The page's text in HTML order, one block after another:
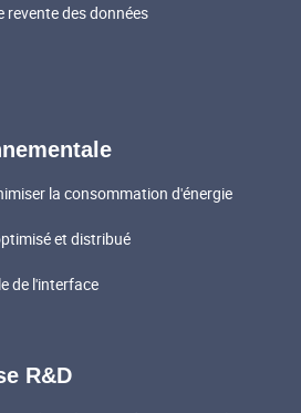
revente des données
la consommation d'énergie
et distribué
de l'interface
R&D